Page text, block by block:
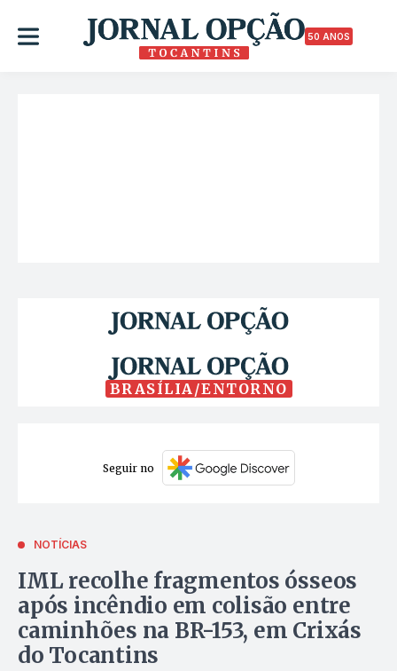
50 ANOS
BRASÍLIA/ENTORNO
Seguir no
NOTÍCIAS
IML recolhe fragmentos ósseos
após incêndio em colisão entre
caminhões na BR-153, em Crixás
do Tocantins